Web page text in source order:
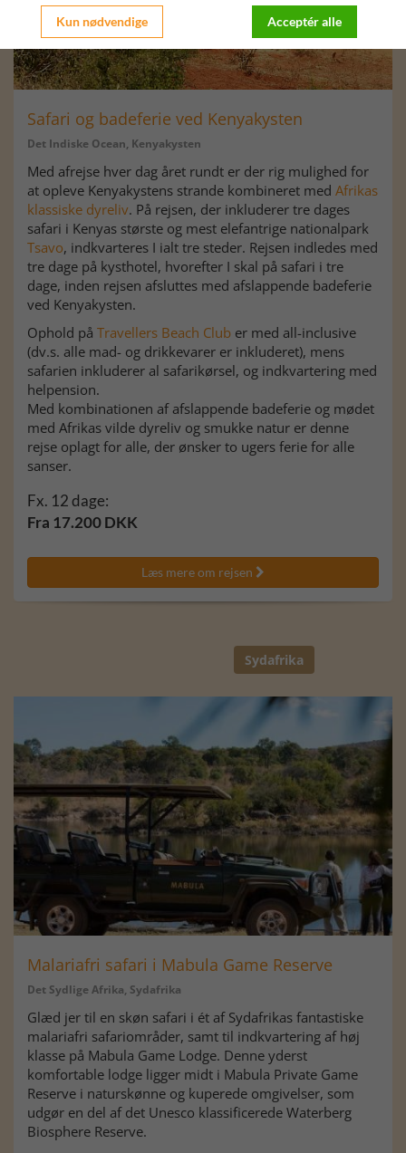
Safari og badeferie ved Kenyakysten
Det Indiske Ocean, Kenyakysten
Med afrejse hver dag året rundt er der rig mulighed for
at opleve Kenyakystens strande kombineret med Afrikas
klassiske dyreliv. På rejsen, der inkluderer tre dages
safari i Kenyas største og mest elefantrige nationalpark
Tsavo, indkvarteres I ialt tre steder. Rejsen indledes med
tre dage på kysthotel, hvorefter I skal på safari i tre
dage, inden rejsen afsluttes med afslappende badeferie
ved Kenyakysten.
Ophold på Travellers Beach Club er med all-inclusive
(dv.s. alle mad- og drikkevarer er inkluderet), mens
safarien inkluderer al safarikørsel, og indkvartering med
helpension.
Med kombinationen af afslappende badeferie og mødet
med Afrikas vilde dyreliv og smukke natur er denne
rejse oplagt for alle, der ønsker to ugers ferie for alle
sanser.
Fx. 12 dage:
Fra 17.200 DKK
Læs mere om rejsen 
Sydafrika
Malariafri safari i Mabula Game Reserve
Det Sydlige Afrika, Sydafrika
Glæd jer til en skøn safari i ét af Sydafrikas fantastiske
malariafri safariområder, samt til indkvartering af høj
klasse på Mabula Game Lodge. Denne yderst
komfortable lodge ligger midt i Mabula Private Game
Reserve i naturskønne og kuperede omgivelser, som
udgør en del af det Unesco klassificerede Waterberg
Biosphere Reserve.
Kun nødvendige Acceptér alle